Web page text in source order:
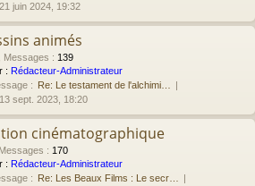
, 21 juin 2024, 19:32
animés
Messages : 139
: Rédacteur-Administrateur
: Re: Le testament de l'alchimi…
, 13 sept. 2023, 18:20
cinématographique
Messages : 170
: Rédacteur-Administrateur
: Re: Les Beaux Films : Le secr…